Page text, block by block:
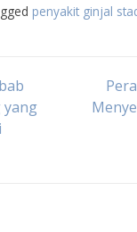
penyakit ginjal
yang